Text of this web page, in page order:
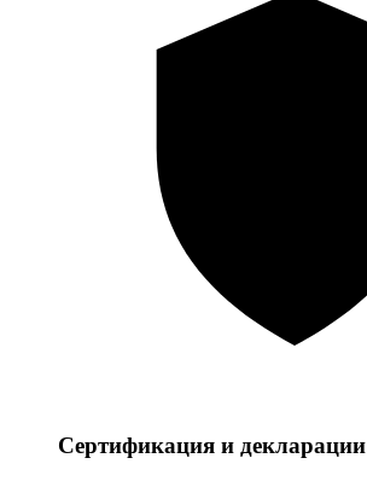
Сертификация и декларации